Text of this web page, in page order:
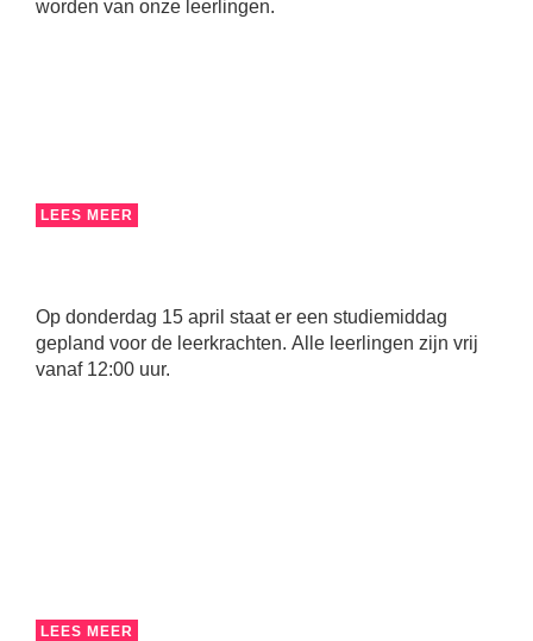
worden van onze leerlingen.
LEES MEER
Op donderdag 15 april staat er een studiemiddag
gepland voor de leerkrachten. Alle leerlingen zijn vrij
vanaf 12:00 uur.
LEES MEER